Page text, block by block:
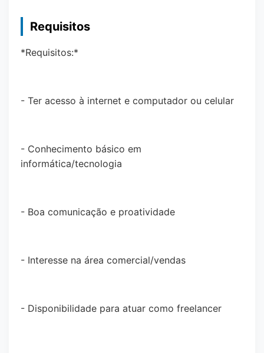
Requisitos
*Requisitos:*
- Ter acesso à internet e computador ou celular
- Conhecimento básico em
informática/tecnologia
- Boa comunicação e proatividade
- Interesse na área comercial/vendas
- Disponibilidade para atuar como freelancer